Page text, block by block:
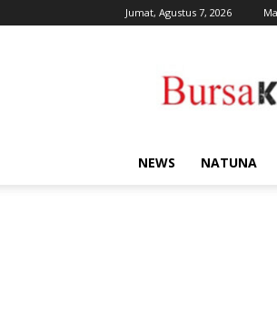
Jumat, Agustus 7, 2026
NEWS NATUNA